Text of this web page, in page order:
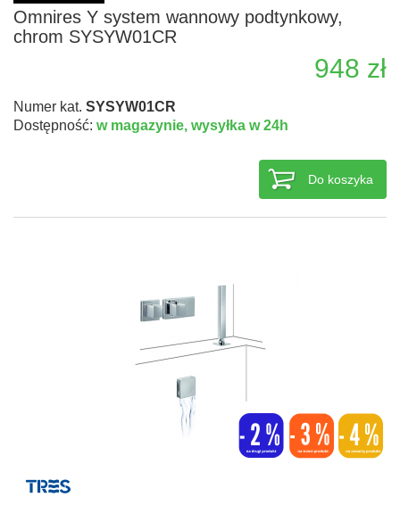
Omnires Y system wannowy podtynkowy,
chrom SYSYW01CR
948 zł
Numer kat. SYSYW01CR
Dostępność: w magazynie, wysyłka w 24h
Do koszyka